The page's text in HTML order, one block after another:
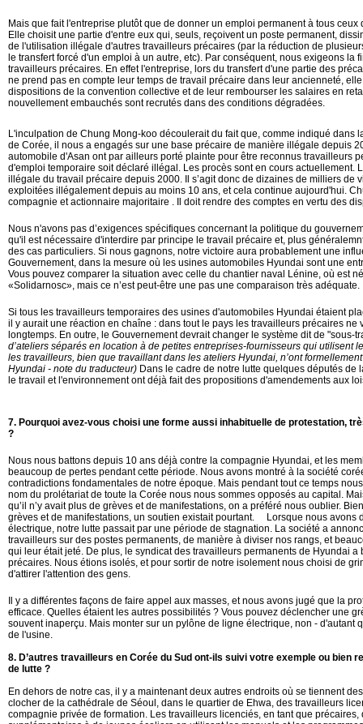
Mais que fait l'entreprise plutôt que de donner un emploi permanent à tous
Elle choisit une partie d'entre eux qui, seuls, reçoivent un poste permanent,
de l'utilisation illégale d'autres travailleurs précaires (par la réduction de
le transfert forcé d'un emploi à un autre, etc). Par conséquent, nous exigeons la
travailleurs précaires. En effet l'entreprise, lors du transfert d'une partie des
ne prend pas en compte leur temps de travail précaire dans leur ancienneté,
dispositions de la convention collective et de leur rembourser les salaires en
nouvellement embauchés sont recrutés dans des conditions dégradées.
L'inculpation de Chung Mong-koo découlerait du fait que, comme indiqué dans
de Corée, il nous a engagés sur une base précaire de manière illégale depuis
automobile d'Asan ont par ailleurs porté plainte pour être reconnus travailleurs
d'emploi temporaire soit déclaré illégal. Les procès sont en cours actuellement.
illégale du travail précaire depuis 2000. Il s’agit donc de dizaines de milliers de
exploitées illégalement depuis au moins 10 ans, et cela continue aujourd'hui.
compagnie et actionnaire majoritaire . Il doit rendre des comptes en vertu des
Nous n'avons pas d’exigences spécifiques concernant la politique du
qu'il est nécessaire d'interdire par principe le travail précaire et, plus
des cas particuliers. Si nous gagnons, notre victoire aura probablement une
Gouvernement, dans la mesure où les usines automobiles Hyundai sont une
Vous pouvez comparer la situation avec celle du chantier naval Lénine, où est
«Solidarnosc», mais ce n’est peut-être une pas une comparaison très adéquate.
Si tous les travailleurs temporaires des usines d'automobiles Hyundai étaient
il y aurait une réaction en chaîne : dans tout le pays les travailleurs précaires ne
longtemps. En outre, le Gouvernement devrait changer le système dit de "sous-
d’ateliers séparés en location à de petites entreprises-fournisseurs qui utilisent
les travailleurs, bien que travaillant dans les ateliers Hyundai, n’ont
Hyundai - note du traducteur) Dans le cadre de notre lutte quelques députés de
le travail et l'environnement ont déjà fait des propositions d'amendements aux
7. Pourquoi avez-vous choisi une forme aussi inhabituelle de protestation,
?
Nous nous battons depuis 10 ans déjà contre la compagnie Hyundai, et les
beaucoup de pertes pendant cette période. Nous avons montré à la société
contradictions fondamentales de notre époque. Mais pendant tout ce temps
nom du prolétariat de toute la Corée nous nous sommes opposés au capital.
qu’il n’y avait plus de grèves et de manifestations, on a préféré nous oublier.
grèves et de manifestations, un soutien existait pourtant. Lorsque nous avons
électrique, notre lutte passait par une période de stagnation. La société a
travailleurs sur des postes permanents, de manière à diviser nos rangs, et
qui leur était jeté. De plus, le syndicat des travailleurs permanents de Hyundai a
précaires. Nous étions isolés, et pour sortir de notre isolement nous choisi de
d'attirer l'attention des gens.
Il y a différentes façons de faire appel aux masses, et nous avons jugé que la
efficace. Quelles étaient les autres possibilités ? Vous pouvez déclencher une
souvent inaperçu. Mais monter sur un pylône de ligne électrique, non - d'autant
de l'usine.
8. D’autres travailleurs en Corée du Sud ont-ils suivi votre exemple ou bien
de lutte ?
En dehors de notre cas, il y a maintenant deux autres endroits où se tiennent
clocher de la cathédrale de Séoul, dans le quartier de Ehwa, des travailleurs
compagnie privée de formation. Les travailleurs licenciés, en tant que précaires,